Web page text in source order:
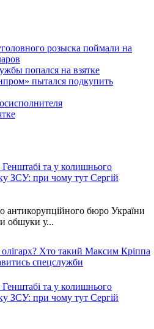
розыска поймали на
попался на взятке
пытался подкупить
та у колишнього
ЗСУ: при чому тут Сергій
антикорупційного бюро України
обшуки у...
Хто такий Максим Кріппа
спецслужби
та у колишнього
ЗСУ: при чому тут Сергій